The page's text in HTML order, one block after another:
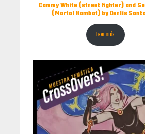
Cammy White (street fighter) and
(Mortal Kombat) by Derlis
Leer más